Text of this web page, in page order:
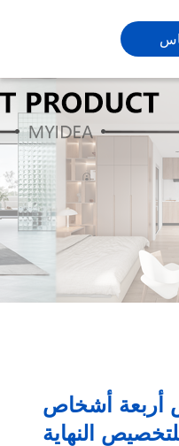
أربعة أشخاص
النهاية